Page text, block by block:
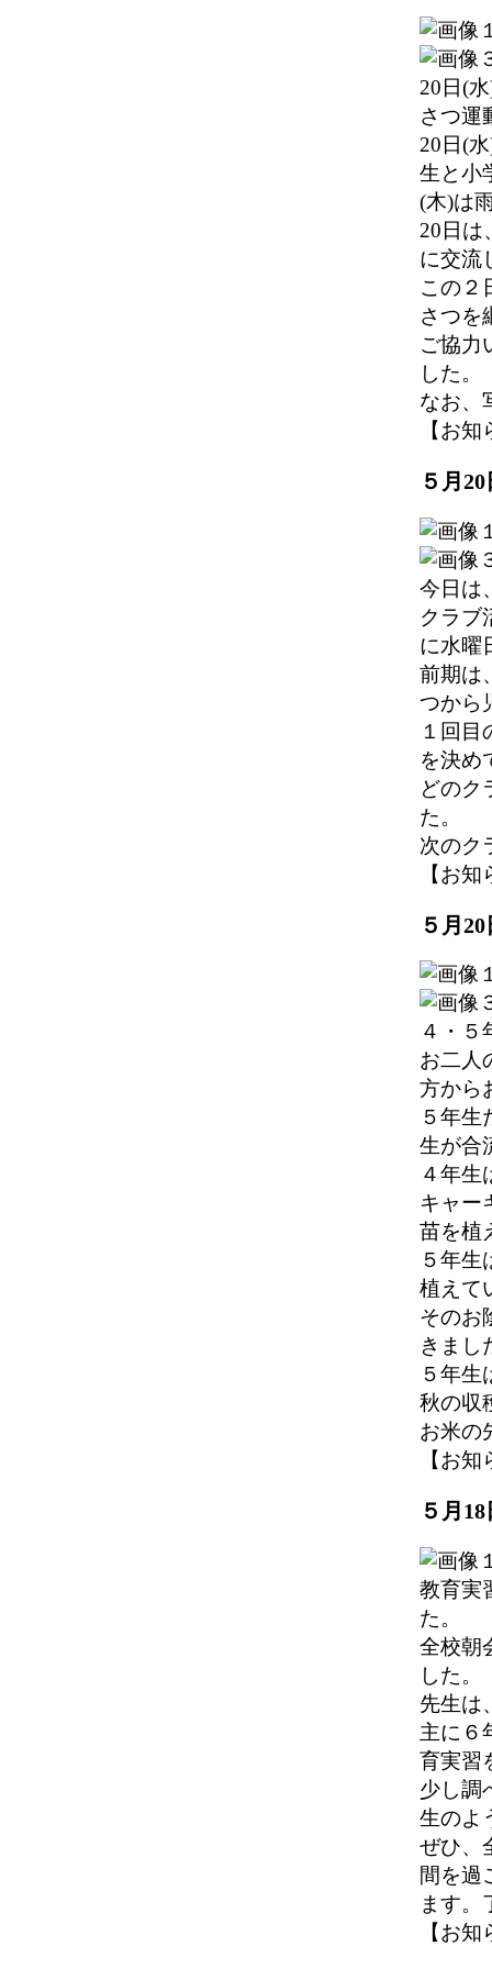
20日(
さつ運
20日(
生と小
(木)は
20日は
に交流
この２
さつを
ご協力
した。
なお、
【お
５月
今日は
クラブ
に水曜
前期は
つから
１回
を決め
どのク
た。
次のク
【お
５月
４・５
お二人
方から
５年生
生が合
４年生
キャー
苗を植
５年生
植えて
そのお
きまし
５年生
秋の収
お米の
【お
５月
教育実
た。
全校朝
した。
先生は
主に６
育実習
少し調
生のよ
ぜひ、
間を過
ます。
【お